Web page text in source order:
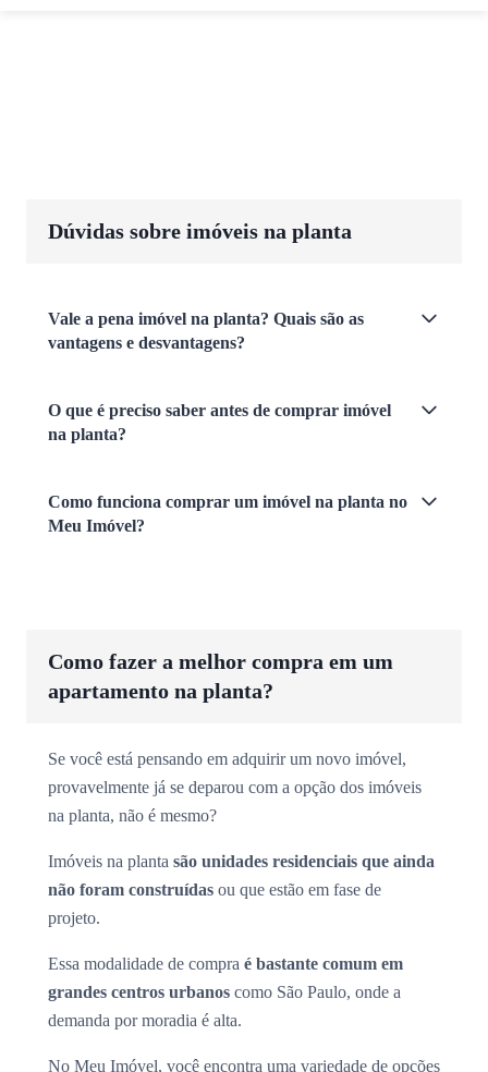
Dúvidas sobre imóveis na planta
Vale a pena imóvel na planta? Quais são as
vantagens e desvantagens?
O que é preciso saber antes de comprar imóvel
na planta?
Como funciona comprar um imóvel na planta no
Meu Imóvel?
Como fazer a melhor compra em um
apartamento na planta?
Se você está pensando em adquirir um novo imóvel,
provavelmente já se deparou com a opção dos imóveis
na planta, não é mesmo?
Imóveis na planta são unidades residenciais que ainda
não foram construídas ou que estão em fase de
projeto.
Essa modalidade de compra é bastante comum em
grandes centros urbanos como São Paulo, onde a
demanda por moradia é alta.
No Meu Imóvel, você encontra uma variedade de opções